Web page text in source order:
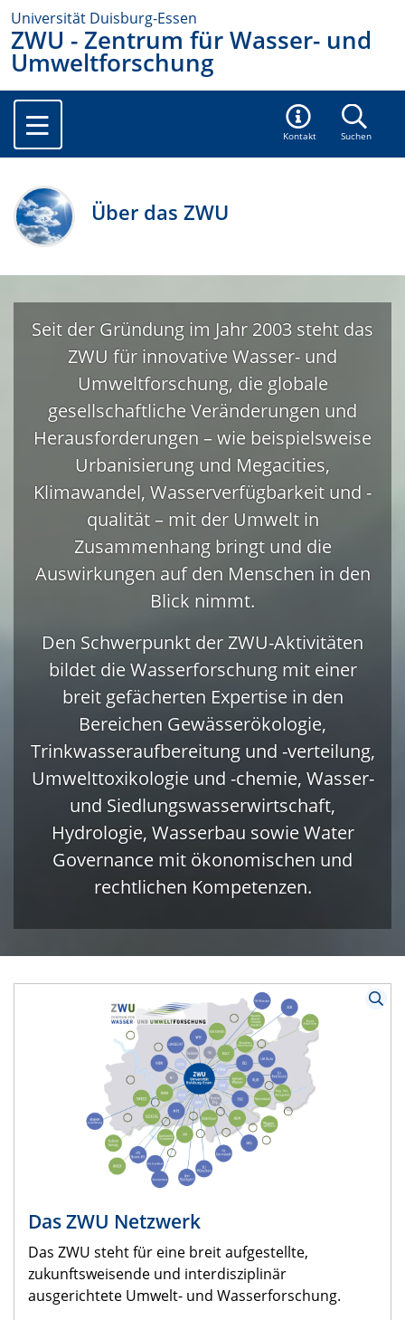
Universität Duisburg-Essen
ZWU - Zentrum für Wasser- und
Umweltforschung
Kontakt Suchen
Über das ZWU
Seit der Gründung im Jahr 2003 steht das
ZWU für innovative Wasser- und
Umweltforschung, die globale
gesellschaftliche Veränderungen und
Herausforderungen – wie beispielsweise
Urbanisierung und Megacities,
Klimawandel, Wasserverfügbarkeit und -
qualität – mit der Umwelt in
Zusammenhang bringt und die
Auswirkungen auf den Menschen in den
Blick nimmt.
Den Schwerpunkt der ZWU-Aktivitäten
bildet die Wasserforschung mit einer
breit gefächerten Expertise in den
Bereichen Gewässerökologie,
Trinkwasseraufbereitung und -verteilung,
Umwelttoxikologie und -chemie, Wasser-
und Siedlungswasserwirtschaft,
Hydrologie, Wasserbau sowie Water
Governance mit ökonomischen und
rechtlichen Kompetenzen.
Das ZWU Netzwerk
Das ZWU steht für eine breit aufgestellte,
zukunftsweisende und interdisziplinär
ausgerichtete Umwelt- und Wasserforschung.